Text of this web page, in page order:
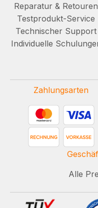
Reparatur & Retouren
Testprodukt-Service
Technischer Support
Individuelle
Zahlungsarten
Alle